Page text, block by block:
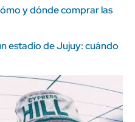
y dónde comprar las
estadio de Jujuy: cuándo